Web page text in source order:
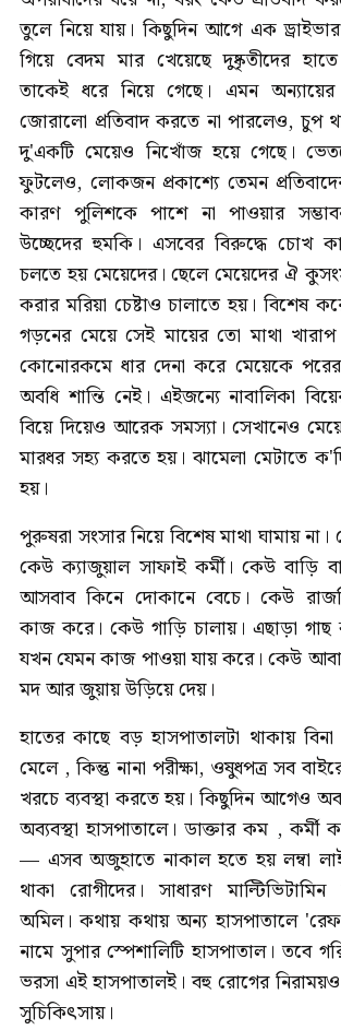
তুলে নিয়ে যায়। কিছুদিন আগে এক
গিয়ে বেদম মার খেয়েছে দুষ্কৃতীদের
তাকেই ধরে নিয়ে গেছে। এমন অন্যায়ের
জোরালো প্রতিবাদ করতে না পারলেও, চুপ
দু'একটি মেয়েও নিখোঁজ হয়ে গেছে।
ফুটলেও, লোকজন প্রকাশ্যে তেমন
কারণ পুলিশকে পাশে না পাওয়ার
উচ্ছেদের হুমকি। এসবের বিরুদ্ধে চোখ
চলতে হয় মেয়েদের। ছেলে মেয়েদের ঐ
করার মরিয়া চেষ্টাও চালাতে হয়। বিশেষ
গড়নের মেয়ে সেই মায়ের তো মাথা
কোনোরকমে ধার দেনা করে মেয়েকে
অবধি শান্তি নেই। এইজন্যে নাবালিকা
বিয়ে দিয়েও আরেক সমস্যা। সেখানেও
মারধর সহ্য করতে হয়। ঝামেলা মেটাতে
হয়।
পুরুষরা সংসার নিয়ে বিশেষ মাথা ঘামায়
কেউ ক্যাজুয়াল সাফাই কর্মী। কেউ বাড়ি
আসবাব কিনে দোকানে বেচে। কেউ
কাজ করে। কেউ গাড়ি চালায়। এছাড়া গাছ
যখন যেমন কাজ পাওয়া যায় করে। কেউ
মদ আর জুয়ায় উড়িয়ে দেয়।
হাতের কাছে বড় হাসপাতালটা থাকায়
মেলে , কিন্তু নানা পরীক্ষা, ওষুধপত্র সব
খরচে ব্যবস্থা করতে হয়। কিছুদিন আগেও
অব্যবস্থা হাসপাতালে। ডাক্তার কম , কর্মী
— এসব অজুহাতে নাকাল হতে হয় লম্বা
থাকা রোগীদের। সাধারণ
অমিল। কথায় কথায় অন্য হাসপাতালে
নামে সুপার স্পেশালিটি হাসপাতাল। তবে
ভরসা এই হাসপাতালই। বহু রোগের নিরাময়ও
সুচিকিৎসায়।